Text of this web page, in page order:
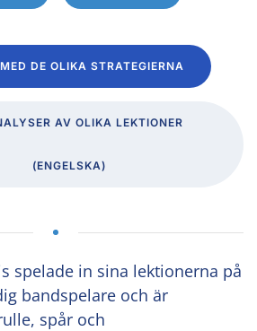
DE OLIKA STRATEGIERNA
AV OLIKA LEKTIONER
(ENGELSKA)
spelade in sina lektionerna på
bandspelare och är
spår och